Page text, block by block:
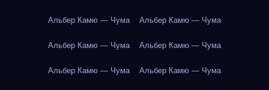
Альбер Камю — Чума Альбер Камю — Чума
Альбер Камю — Чума Альбер Камю — Чума
Альбер Камю — Чума Альбер Камю — Чума